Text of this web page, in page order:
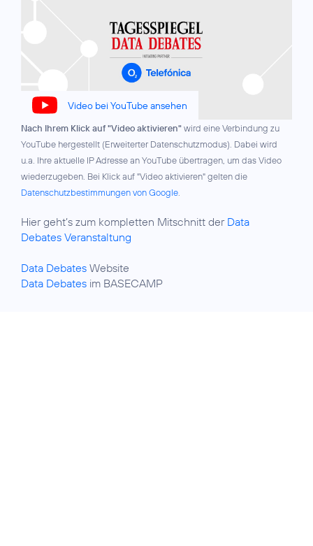
Video bei YouTube ansehen
Nach Ihrem Klick auf "Video aktivieren"wird eine Verbindung zu
YouTube hergestellt (Erweiterter Datenschutzmodus). Dabei wird
u.a. Ihre aktuelle IP Adresse an YouTube übertragen, um das Video
wiederzugeben. Bei Klick auf "Video aktivieren" gelten die
Datenschutzbestimmungen von Google.
Hier geht’s zum kompletten Mitschnitt der Data
Debates Veranstaltung
Data Debates
Data Debates im BASECAMP